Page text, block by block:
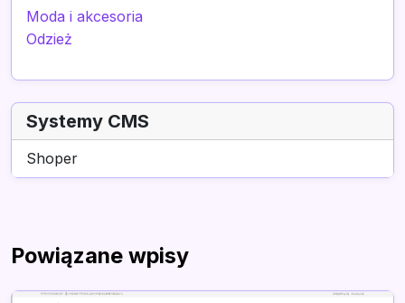
Moda i akcesoria
Odzież
Systemy CMS
Shoper
Powiązane wpisy